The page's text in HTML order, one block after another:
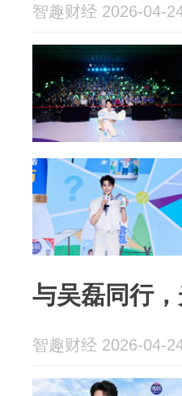
智趣财经 2026-04-
与吴磊同行
智趣财经 2026-04-